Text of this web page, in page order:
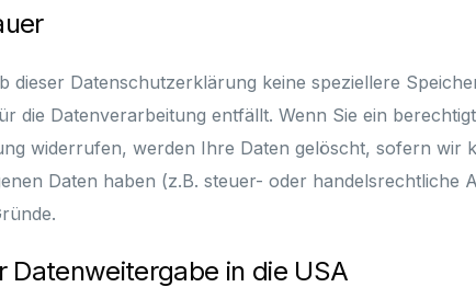
dieser Datenschutzerklärung keine speziellere
die Datenverarbeitung entfällt. Wenn Sie ein
widerrufen, werden Ihre Daten gelöscht, sofern
Daten haben (z.B. steuer- oder
Datenweitergabe in die USA